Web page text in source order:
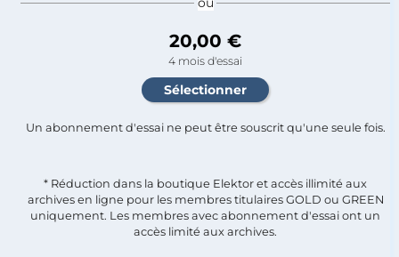
20,00 €
4 mois d'essai
Un abonnement d'essai ne peut être souscrit qu'une seule fois.​
* Réduction dans la boutique Elektor et accès illimité aux
archives en ligne pour les membres titulaires GOLD ou GREEN
uniquement. Les membres avec abonnement d'essai ont un
accès limité aux archives.